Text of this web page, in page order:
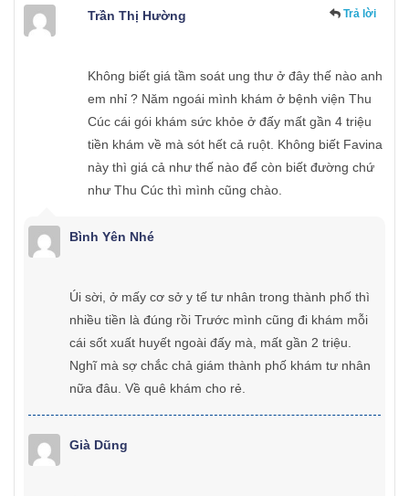
Trần Thị Hường Trả lời
Không biết giá tầm soát ung thư ở đây thế nào anh
em nhỉ ? Năm ngoái mình khám ở bệnh viện Thu
Cúc cái gói khám sức khỏe ở đấy mất gần 4 triệu
tiền khám về mà sót hết cả ruột. Không biết Favina
này thì giá cả như thế nào để còn biết đường chứ
như Thu Cúc thì mình cũng chào.
Bình Yên Nhé
Úi sời, ở mấy cơ sở y tế tư nhân trong thành phố thì
nhiều tiền là đúng rồi Trước mình cũng đi khám mỗi
cái sốt xuất huyết ngoài đấy mà, mất gần 2 triệu.
Nghĩ mà sợ chắc chả giám thành phố khám tư nhân
nữa đâu. Về quê khám cho rẻ.
Già Dũng